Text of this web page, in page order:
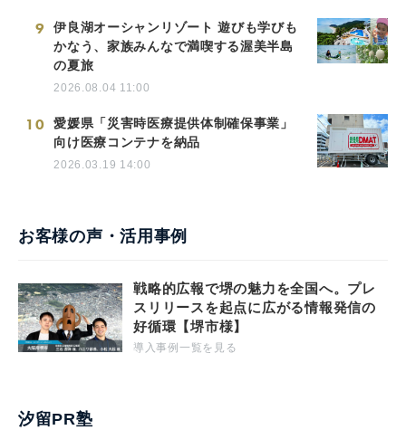
9
伊良湖オーシャンリゾート 遊びも学びも
かなう、家族みんなで満喫する渥美半島
の夏旅
2026.08.04 11:00
10
愛媛県「災害時医療提供体制確保事業」
向け医療コンテナを納品
2026.03.19 14:00
お客様の声・活用事例
戦略的広報で堺の魅力を全国へ。プレ
スリリースを起点に広がる情報発信の
好循環【堺市様】
導入事例一覧を見る
汐留PR塾